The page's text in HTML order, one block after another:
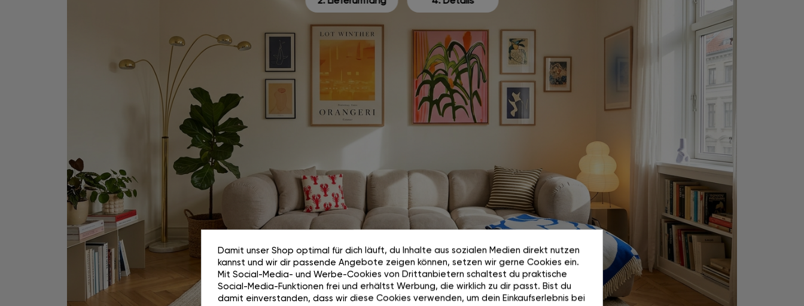
Wie auf Wolken.
Damit unser Shop optimal für dich läuft, du Inhalte aus sozialen Medien direkt nutzen
kannst und wir dir passende Angebote zeigen können, setzen wir gerne Cookies ein.
Mit Social-Media- und Werbe-Cookies von Drittanbietern schaltest du praktische
Social-Media-Funktionen frei und erhältst Werbung, die wirklich zu dir passt. Bist du
damit einverstanden, dass wir diese Cookies verwenden, um dein Einkaufserlebnis bei